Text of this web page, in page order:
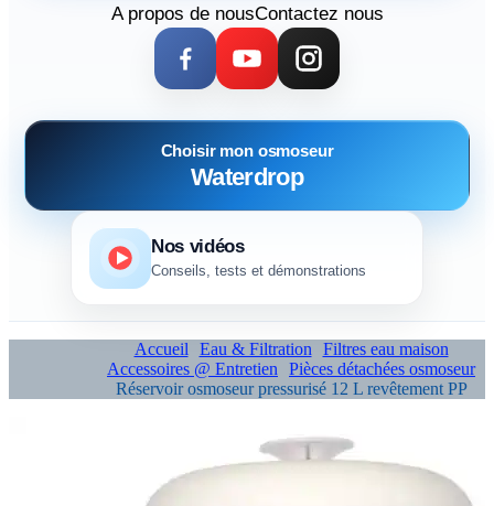
A propos de nousContactez nous
Choisir mon osmoseur
Waterdrop
Nos vidéos
Conseils, tests et démonstrations
Accueil Eau & Filtration
Filtres eau maison
Accessoires @ Entretien
Pièces détachées osmoseur
Réservoir osmoseur pressurisé 12 L revêtement PP